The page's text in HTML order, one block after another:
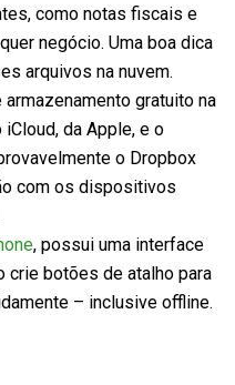
como notas fiscais e
negócio. Uma boa dica
arquivos na nuvem.
gratuito na
da Apple, e o
o Dropbox
com os dispositivos
, possui uma interface
crie botões de atalho para
– inclusive offline.